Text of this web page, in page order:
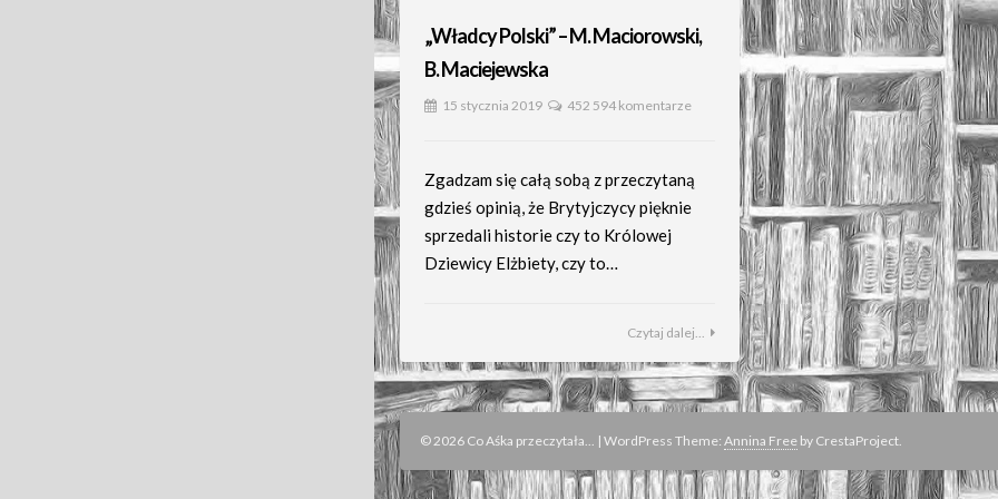
„Władcy Polski” – M. Maciorowski,
B. Maciejewska
15 stycznia 2019 452 594 komentarze
Zgadzam się całą sobą z przeczytaną
gdzieś opinią, że Brytyjczycy pięknie
sprzedali historie czy to Królowej
Dziewicy Elżbiety, czy to…
Czytaj dalej...
© 2026 Co Aśka przeczytała... | WordPress Theme: Annina Freeby CrestaProject.